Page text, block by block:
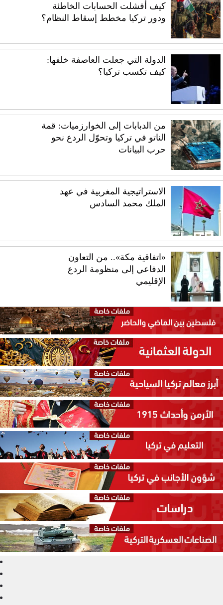
كيف أفشلت الحسابات الخاطئة
ودور تركيا مخطط إسقاط النظام؟
الدولة التي جعلت العاصفة خلفها:
كيف تكسب تركيا؟
من الدبابات إلى الخوارزميات: قمة
الناتو في تركيا وتحوّل الردع نحو
حرب البيانات
الاستراتيجية المغربية في عهد
الملك محمد السادس
«اتفاقية مكة».. من التعاون
الدفاعي إلى منظومة الردع
الإقليمي